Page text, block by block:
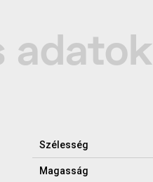
adatok
Szélesség
Magasság